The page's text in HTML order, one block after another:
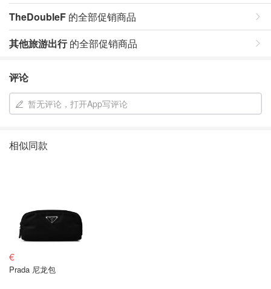
TheDoubleF 的全部促销商品
其他旅游出行的全部促销商品
评论
暂无评论，打开App写评论
相似同款
€
Prada 尼龙包